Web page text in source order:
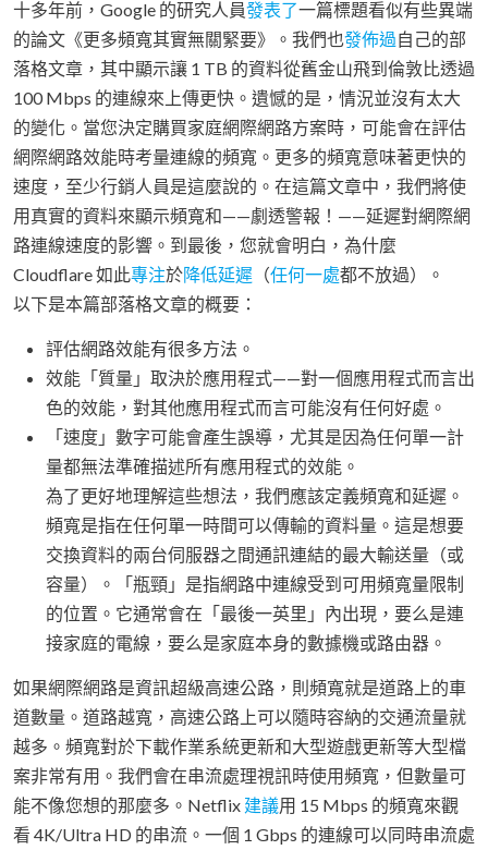
十多年前，Google 的研究人員發表了一篇標題看似有些異端
的論文《更多頻寬其實無關緊要》。我們也發佈過自己的部
落格文章，其中顯示讓 1 TB 的資料從舊金山飛到倫敦比透過
100 Mbps 的連線來上傳更快。遺憾的是，情況並沒有太大
的變化。當您決定購買家庭網際網路方案時，可能會在評估
網際網路效能時考量連線的頻寬。更多的頻寬意味著更快的
速度，至少行銷人員是這麼說的。在這篇文章中，我們將使
用真實的資料來顯示頻寬和——劇透警報！——延遲對網際網
路連線速度的影響。到最後，您就會明白，為什麼
Cloudflare 如此專注於降低延遲 （任何一處都不放過）。
以下是本篇部落格文章的概要：
評估網路效能有很多方法。
效能「質量」取決於應用程式——對一個應用程式而言出
色的效能，對其他應用程式而言可能沒有任何好處。
「速度」數字可能會產生誤導，尤其是因為任何單一計
量都無法準確描述所有應用程式的效能。
為了更好地理解這些想法，我們應該定義頻寬和延遲。
頻寬是指在任何單一時間可以傳輸的資料量。這是想要
交換資料的兩台伺服器之間通訊連結的最大輸送量（或
容量）。「瓶頸」是指網路中連線受到可用頻寬量限制
的位置。它通常會在「最後一英里」內出現，要么是連
接家庭的電線，要么是家庭本身的數據機或路由器。
如果網際網路是資訊超級高速公路，則頻寬就是道路上的車
道數量。道路越寬，高速公路上可以隨時容納的交通流量就
越多。頻寬對於下載作業系統更新和大型遊戲更新等大型檔
案非常有用。我們會在串流處理視訊時使用頻寬，但數量可
能不像您想的那麼多。Netflix 建議用 15 Mbps 的頻寬來觀
看 4K/Ultra HD 的串流。一個 1 Gbps 的連線可以同時串流處